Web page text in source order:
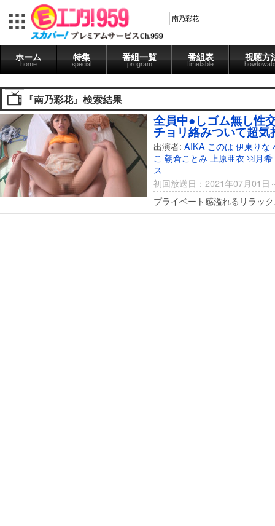
ホーム
home
特集
special
番組一覧
program
番組表
timetable
視聴方
『南乃彩花』検索結果
全員中●しゴム無し性
チョリ絡みついて超気
出演者: AIKA このは 伊東りな
こ 朝倉ことみ 上原亜衣 羽月希
ス
初回放送日：2021年07月01日
プライベート感溢れるリラッ